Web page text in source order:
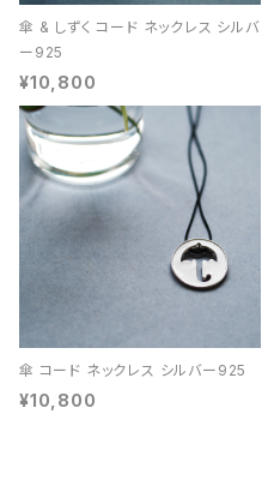
傘 & しずく コード ネックレス シルバ
ー925
¥10,800
傘 コード ネックレス シルバー925
¥10,800